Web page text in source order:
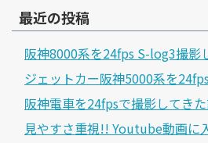
最近の投稿
阪神8000系を24fps S-log3撮影
ジェットカー阪神5000系を
阪神電車を24fpsで撮影してき
見やすさ重視!! Youtube動画に